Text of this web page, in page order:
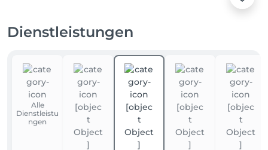
Dienstleistungen
Alle
Dienstleistu
ngen